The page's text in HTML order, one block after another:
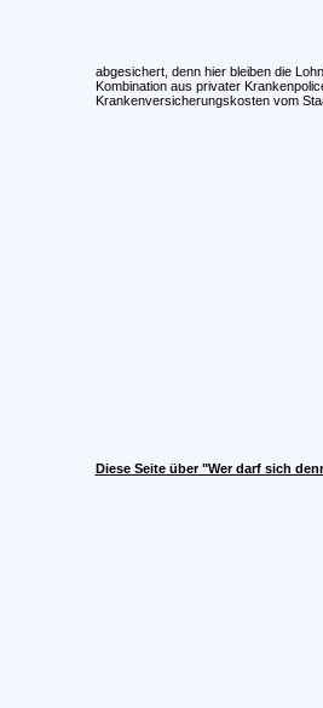
abgesichert, denn hier bleiben die
Kombination aus privater
Krankenversicherungskosten vom
Diese Seite über "Wer darf sich